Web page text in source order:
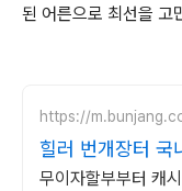
된 어른으로 최선을 고
https://
힐러 번개장터 국
거래
무이자할부부터 캐